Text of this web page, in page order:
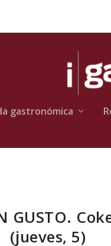
gastronómica
GUSTO.
(jueves, 5)